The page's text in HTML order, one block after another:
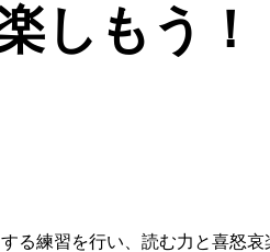
しもう！
る練習を行い、読む力と喜怒